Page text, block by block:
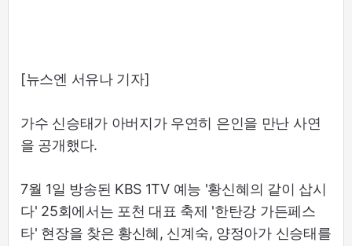
[뉴스엔 서유나 기자]
가수 신승태가 아버지가 우연히 은인을 만난 사연
을 공개했다.
7월 1일 방송된 KBS 1TV 예능 '황신혜의 같이 삽시
다' 25회에서는 포천 대표 축제 '한탄강 가든페스
타' 현장을 찾은 황신혜, 신계숙, 양정아가 신승태를